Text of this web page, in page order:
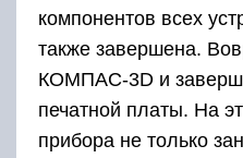
компонентов всех
также завершена.
КОМПАС-3D и
печатной платы. На
прибора не только